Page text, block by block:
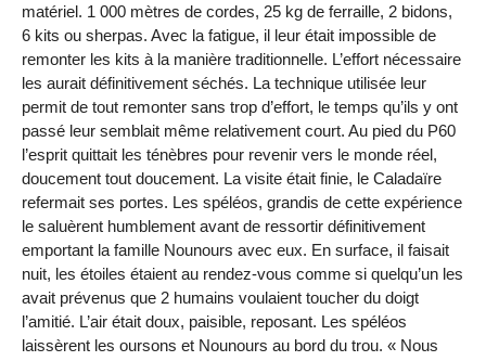
matériel. 1 000 mètres de cordes, 25 kg de ferraille, 2 bidons,
6 kits ou sherpas. Avec la fatigue, il leur était impossible de
remonter les kits à la manière traditionnelle. L’effort nécessaire
les aurait définitivement séchés. La technique utilisée leur
permit de tout remonter sans trop d’effort, le temps qu’ils y ont
passé leur semblait même relativement court. Au pied du P60
l’esprit quittait les ténèbres pour revenir vers le monde réel,
doucement tout doucement. La visite était finie, le Caladaïre
refermait ses portes. Les spéléos, grandis de cette expérience
le saluèrent humblement avant de ressortir définitivement
emportant la famille Nounours avec eux. En surface, il faisait
nuit, les étoiles étaient au rendez-vous comme si quelqu’un les
avait prévenus que 2 humains voulaient toucher du doigt
l’amitié. L’air était doux, paisible, reposant. Les spéléos
laissèrent les oursons et Nounours au bord du trou. « Nous